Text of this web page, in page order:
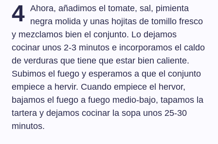
4 Ahora, añadimos el tomate, sal, pimienta
negra molida y unas hojitas de tomillo fresco
y mezclamos bien el conjunto. Lo dejamos
cocinar unos 2-3 minutos e incorporamos el caldo
de verduras que tiene que estar bien caliente.
Subimos el fuego y esperamos a que el conjunto
empiece a hervir. Cuando empiece el hervor,
bajamos el fuego a fuego medio-bajo, tapamos la
tartera y dejamos cocinar la sopa unos 25-30
minutos.